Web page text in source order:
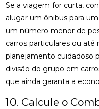
Se a viagem for curta,
alugar um ônibus para
um número menor de
carros particulares ou
planejamento cuidadoso
divisão do grupo em
que ainda garanta a
10. Calcule o